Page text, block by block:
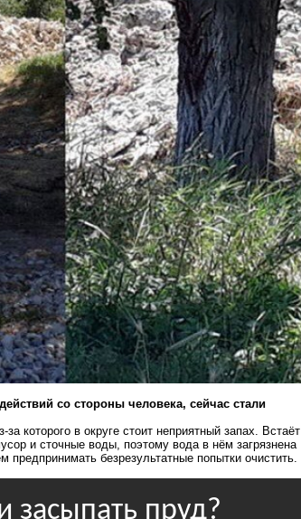
со стороны человека, сейчас стали
которого в округе стоит неприятный запах. Встаёт
и сточные воды, поэтому вода в нём загрязнена
безрезультатные попытки очистить.